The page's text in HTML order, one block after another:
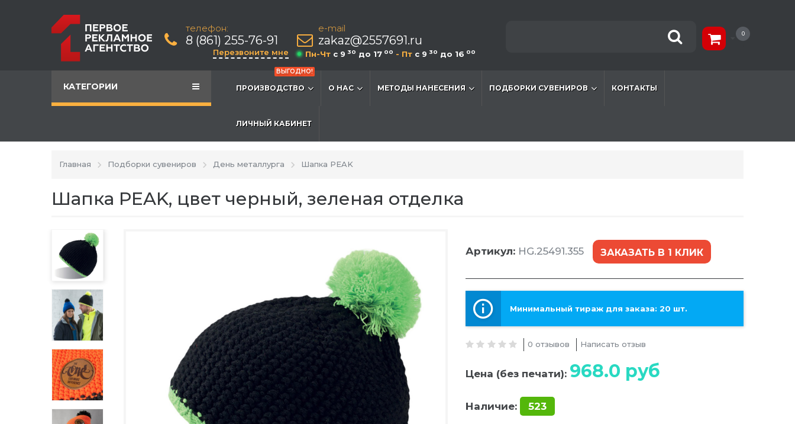
телефон:
8 (861) 255-76-91
Перезвоните мне
e-mail
zakaz@2557691.ru
Пн-Чт c 9 30 до 17 00 - Пт c 9 30 до 16 00
0
КАТЕГОРИИ
ВЫГОДНО!
ПРОИЗВОДСТВО О НАС МЕТОДЫ НАНЕСЕНИЯ ПОДБОРКИ СУВЕНИРОВ КОНТАКТЫ
ЛИЧНЫЙ КАБИНЕТ
Главная Подборки сувениров День металлурга Шапка PEAK
Шапка PEAK, цвет черный, зеленая отделка
Артикул: HG.25491.355 ЗАКАЗАТЬ В 1 КЛИК
Минимальный тираж для заказа: 20 шт.
0 отзывов Написать отзыв
Цена (без печати): 968.0 руб
Наличие: 523